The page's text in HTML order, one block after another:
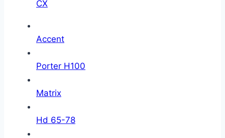
CX
Accent
Porter H100
Matrix
Hd 65-78